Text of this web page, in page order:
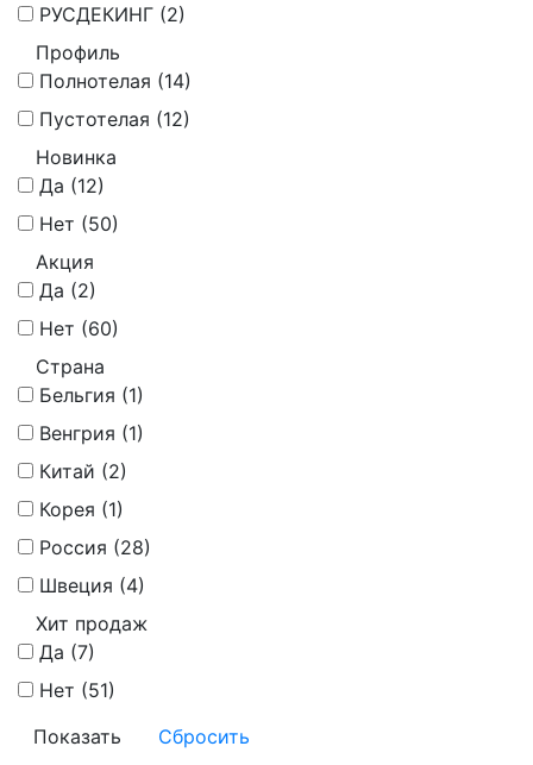
РУСДЕКИНГ (2)
Профиль
Полнотелая (14)
Пустотелая (12)
Новинка
Да (12)
Нет (50)
Акция
Да (2)
Нет (60)
Страна
Бельгия (1)
Венгрия (1)
Китай (2)
Корея (1)
Россия (28)
Швеция (4)
Хит продаж
Да (7)
Нет (51)